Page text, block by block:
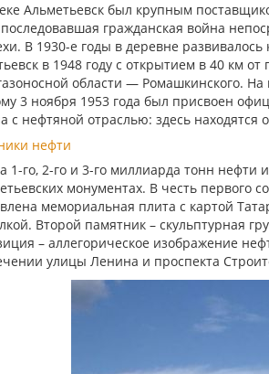
Альметьевск был крупным
гражданская война
В 1930-е годы в деревне
в 1948 году с открытием в 40 км
области — Ромашкинского.
3 ноября 1953 года был присвоен
с нефтяной отраслью: здесь
нефти
1-го, 2-го и 3-го миллиарда тонн нефти
монументах. В честь первого
мемориальная плита с картой
Второй памятник – скульптурная
– аллегорическое изображение
улицы Ленина и проспекта